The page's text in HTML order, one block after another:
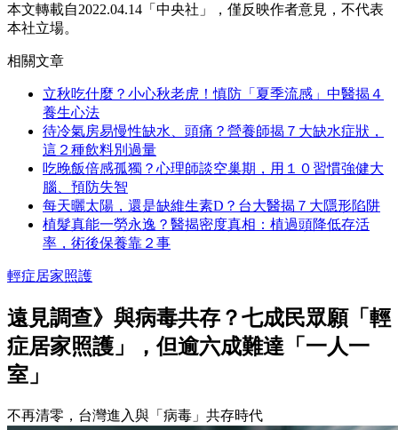
本文轉載自2022.04.14「中央社」，僅反映作者意見，不代表
本社立場。
相關文章
立秋吃什麼？小心秋老虎！慎防「夏季流感」中醫揭４
養生心法
待冷氣房易慢性缺水、頭痛？營養師揭７大缺水症狀，
這２種飲料別過量
吃晚飯倍感孤獨？心理師談空巢期，用１０習慣強健大
腦、預防失智
每天曬太陽，還是缺維生素D？台大醫揭７大隱形陷阱
植髮真能一勞永逸？醫揭密度真相：植過頭降低存活
率，術後保養靠２事
輕症居家照護
遠見調查》與病毒共存？七成民眾願「輕
症居家照護」，但逾六成難達「一人一
室」
不再清零，台灣進入與「病毒」共存時代